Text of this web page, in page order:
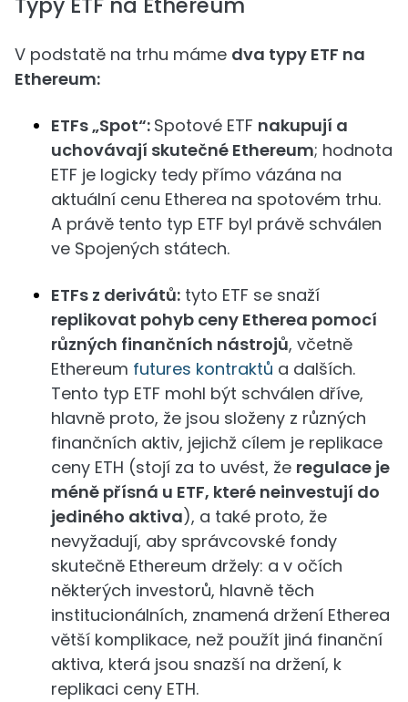
Typy ETF na Ethereum
V podstatě na trhu máme dva typy ETF na
Ethereum:
ETFs „Spot“: Spotové ETF nakupují a
uchovávají skutečné Ethereum; hodnota
ETF je logicky tedy přímo vázána na
aktuální cenu Etherea na spotovém trhu.
A právě tento typ ETF byl právě schválen
ve Spojených státech.
ETFs z derivátů: tyto ETF se snaží
replikovat pohyb ceny Etherea pomocí
různých finančních nástrojů, včetně
Ethereum futures kontraktů a dalších.
Tento typ ETF mohl být schválen dříve,
hlavně proto, že jsou složeny z různých
finančních aktiv, jejichž cílem je replikace
ceny ETH (stojí za to uvést, že regulace je
méně přísná u ETF, které neinvestují do
jediného aktiva), a také proto, že
nevyžadují, aby správcovské fondy
skutečně Ethereum držely: a v očích
některých investorů, hlavně těch
institucionálních, znamená držení Etherea
větší komplikace, než použít jiná finanční
aktiva, která jsou snazší na držení, k
replikaci ceny ETH.